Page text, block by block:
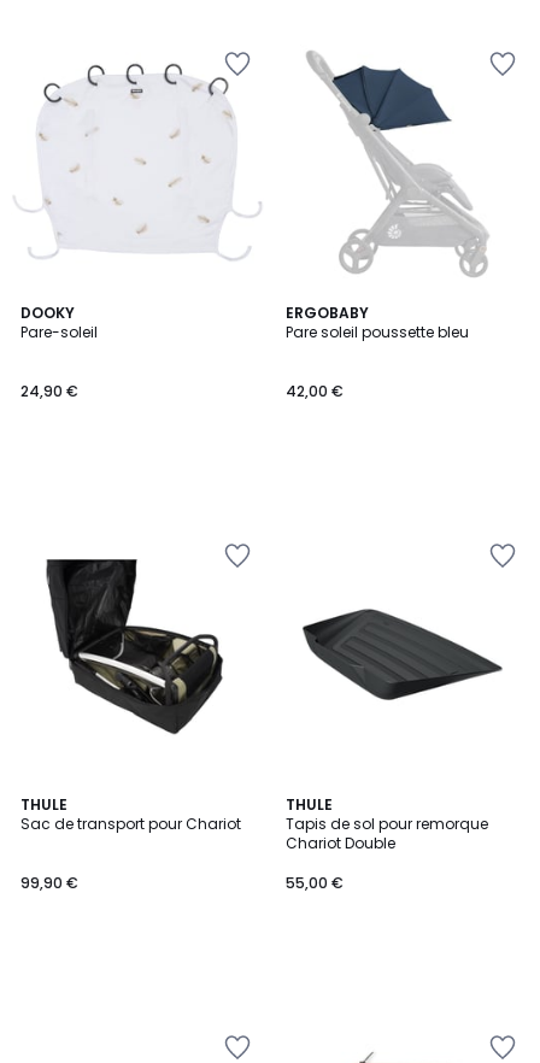
DOOKY
Pare-soleil
24,90 €
ERGOBABY
Pare soleil poussette bleu
42,00 €
THULE
Sac de transport pour Chariot
99,90 €
THULE
Tapis de sol pour remorque
Chariot Double
55,00 €